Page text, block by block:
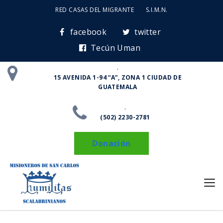
RED CASAS DEL MIGRANTE S.I.M.N.
facebook
twitter
Tecún Uman
.
15 AVENIDA 1-94 “A”, ZONA 1 CIUDAD DE
GUATEMALA
.
(502) 2230-2781
Donación